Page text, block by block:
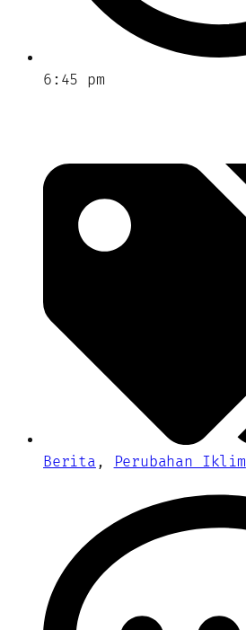
6:45 pm
Berita , Perubahan Iklim